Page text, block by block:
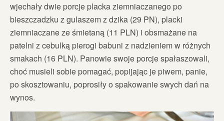
wjechały dwie porcje placka ziemniaczanego po
bieszczadzku z gulaszem z dzika (29 PN), placki
ziemniaczane ze śmietaną (11 PLN) i obsmażane na
patelni z cebulką pierogi babuni z nadzieniem w różnych
smakach (16 PLN). Panowie swoje porcje spałaszowali,
choć musieli sobie pomagać, popijając je piwem, panie,
po skosztowaniu, poprosiły o spakowanie swych dań na
wynos.